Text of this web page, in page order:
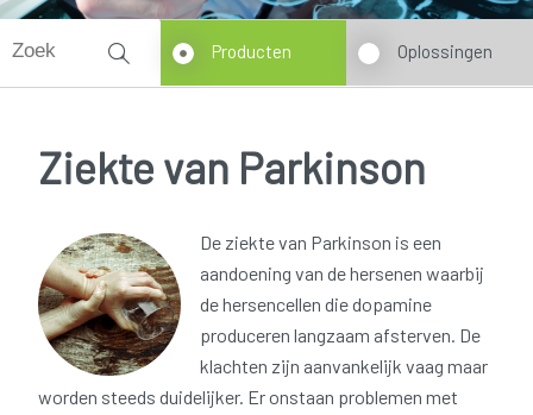
Producten Oplossingen
Ziekte van Parkinson
De ziekte van Parkinson is een
aandoening van de hersenen waarbij
de hersencellen die dopamine
produceren langzaam afsterven. De
klachten zijn aanvankelijk vaag maar
worden steeds duidelijker. Er onstaan problemen met